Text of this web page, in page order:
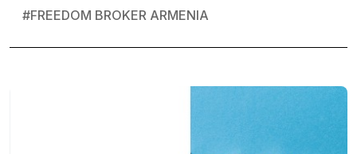
#FREEDOM BROKER ARMENIA